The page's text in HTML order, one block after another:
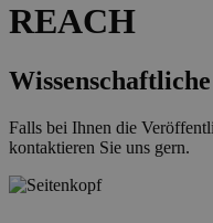
REACH
Falls bei Ihnen die
kontaktieren Sie uns gern.